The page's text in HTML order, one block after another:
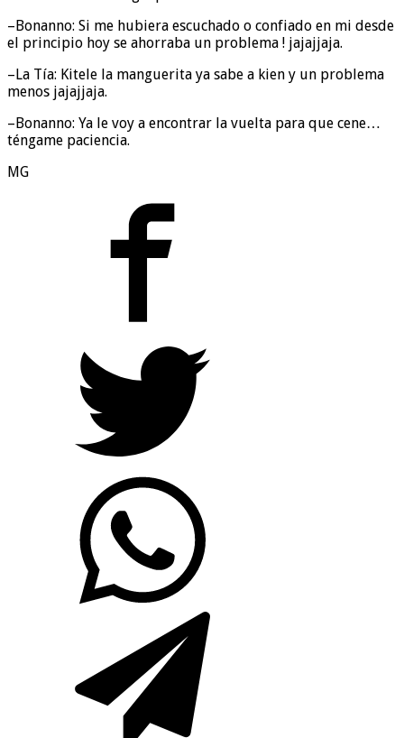
–Bonanno: Si me hubiera escuchado o confiado en mi desde
el principio hoy se ahorraba un problema ! jajajjaja.
–La Tía: Kitele la manguerita ya sabe a kien y un problema
menos jajajjaja.
–Bonanno: Ya le voy a encontrar la vuelta para que cene…
téngame paciencia.
MG